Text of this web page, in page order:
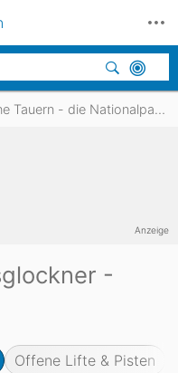
Hohe Tauern - die Nationalpark-Region in Kärnten
-
Offene Lifte & Pisten
Anzeige